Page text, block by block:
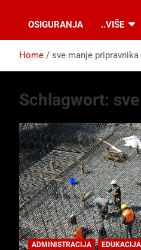
OSIGURANJA ..VIŠE
Home sve manje pripravnika
Schlagwort:
ADMINISTRACIJA EDUKACIJA